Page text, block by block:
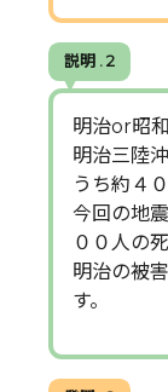
説明 . 2
明治or昭
明治三陸
うち約４
今回の地
００人の
明治の被
す。